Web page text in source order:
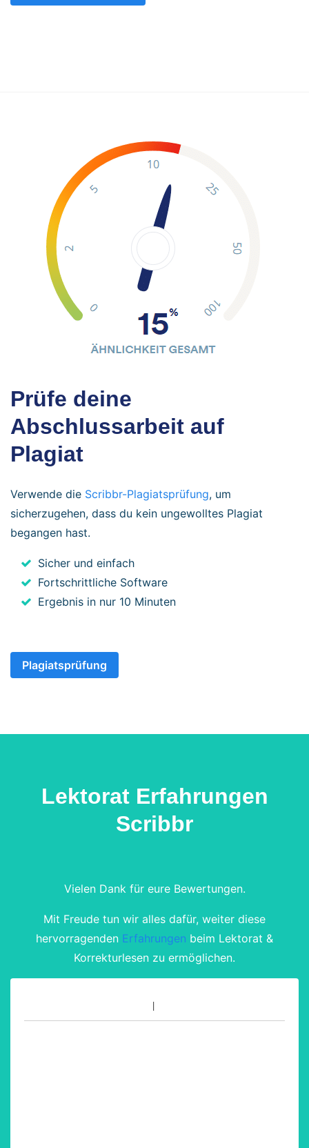
Prüfe deine
Abschlussarbeit auf
Plagiat
Verwende die Scribbr-Plagiatsprüfung, um
sicherzugehen, dass du kein ungewolltes Plagiat
begangen hast.
Sicher und einfach
Fortschrittliche Software
Ergebnis in nur 10 Minuten
Plagiatsprüfung
Lektorat Erfahrungen
Scribbr
Vielen Dank für eure Bewertungen.
Mit Freude tun wir alles dafür, weiter diese
hervorragenden Erfahrungen beim Lektorat &
Korrekturlesen zu ermöglichen.